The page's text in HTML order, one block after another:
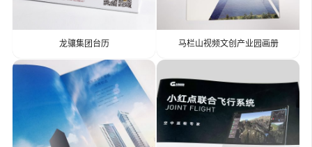
龙骧集团台历 马栏山视频文创产业园画册